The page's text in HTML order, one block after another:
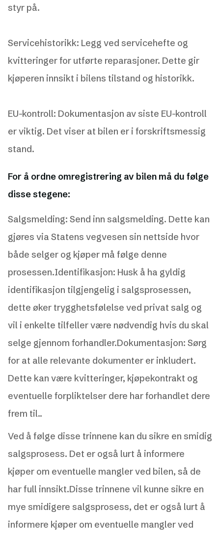
styr på.
Servicehistorikk: Legg ved servicehefte og
kvitteringer for utførte reparasjoner. Dette gir
kjøperen innsikt i bilens tilstand og historikk.
EU-kontroll: Dokumentasjon av siste EU-kontroll
er viktig. Det viser at bilen er i forskriftsmessig
stand.
For å ordne omregistrering av bilen må du følge
disse stegene:
Salgsmelding: Send inn salgsmelding. Dette kan
gjøres via Statens vegvesen sin nettside hvor
både selger og kjøper må følge denne
prosessen.Identifikasjon: Husk å ha gyldig
identifikasjon tilgjengelig i salgsprosessen,
dette øker trygghetsfølelse ved privat salg og
vil i enkelte tilfeller være nødvendig hvis du skal
selge gjennom forhandler.Dokumentasjon: Sørg
for at alle relevante dokumenter er inkludert.
Dette kan være kvitteringer, kjøpekontrakt og
eventuelle forpliktelser dere har forhandlet dere
frem til..
Ved å følge disse trinnene kan du sikre en smidig
salgsprosess. Det er også lurt å informere
kjøper om eventuelle mangler ved bilen, så de
har full innsikt.Disse trinnene vil kunne sikre en
mye smidigere salgsprosess, det er også lurt å
informere kjøper om eventuelle mangler ved